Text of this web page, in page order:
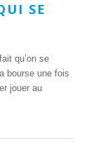
SE
qu’on se
bourse une fois
jouer au